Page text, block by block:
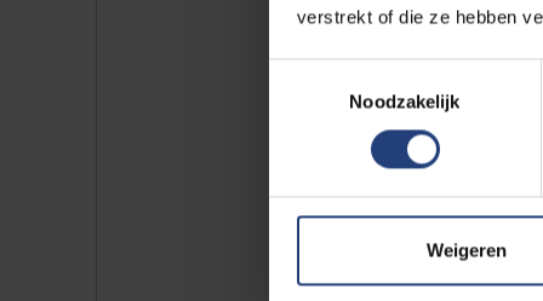
verstrekt of die ze hebben
Noodzakelijk
Weigeren